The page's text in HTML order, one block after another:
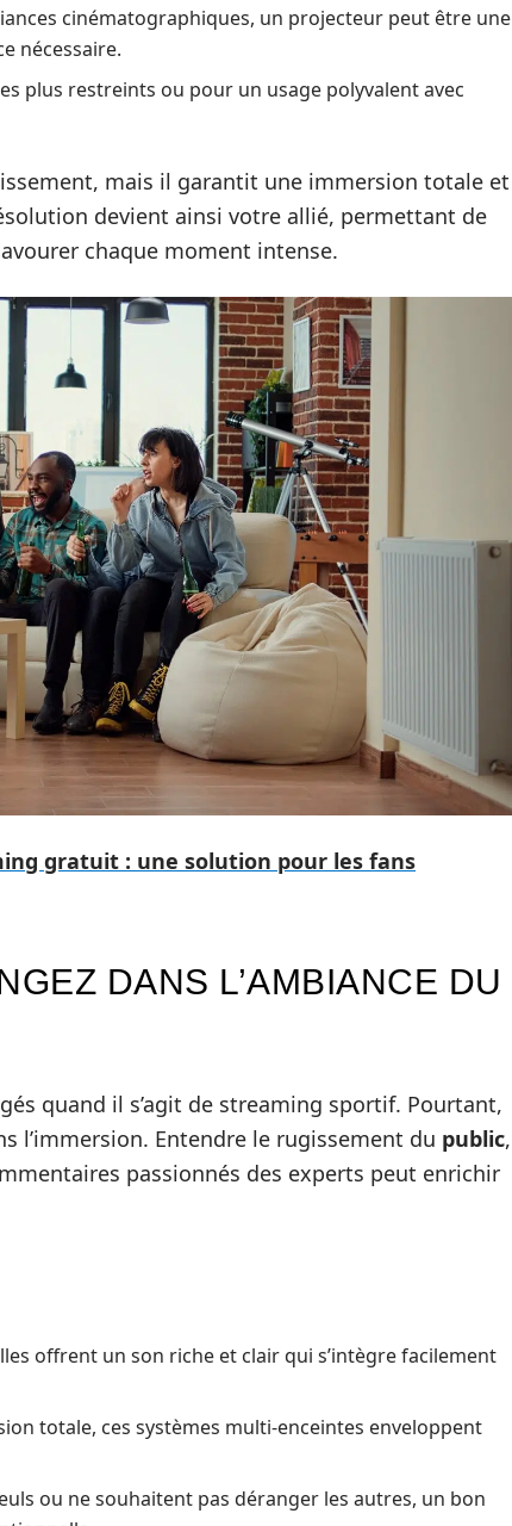
cinématographiques, un projecteur peut être une
nécessaire.
plus restreints ou pour un usage polyvalent avec
mais il garantit une immersion totale et
devient ainsi votre allié, permettant de
chaque moment intense.
gratuit : une solution pour les fans
DANS L’AMBIANCE DU
quand il s’agit de streaming sportif. Pourtant,
l’immersion. Entendre le rugissement du public,
passionnés des experts peut enrichir
offrent un son riche et clair qui s’intègre facilement
totale, ces systèmes multi-enceintes enveloppent
ou ne souhaitent pas déranger les autres, un bon